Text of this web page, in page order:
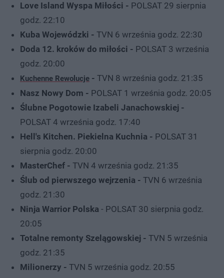
Love Island Wyspa Miłości - POLSAT 29 sierpnia
godz. 22:10
Kuba Wojewódzki - TVN 6 września godz. 22:30
Doda 12. kroków do miłości - POLSAT 3 września
godz. 20:00
Kuchenne Rewolucje - TVN 8 września godz. 21:35
Nasz Nowy Dom - POLSAT 1 września godz. 20:05
Ślubne Pogotowie Izabeli Janachowskiej -
POLSAT 4 września godz. 17:40
Hell's Kitchen. Piekielna Kuchnia - POLSAT 31
sierpnia godz. 20:00
MasterChef - TVN 4 września godz. 21:35
Ślub od pierwszego wejrzenia - TVN 6 września
godz. 21:30
Ninja Warrior Polska - POLSAT 30 sierpnia godz.
20:05
Totalne remonty Szelągowskiej - TVN 5 września
godz. 21:35
Milionerzy - TVN 5 września godz. 20:55